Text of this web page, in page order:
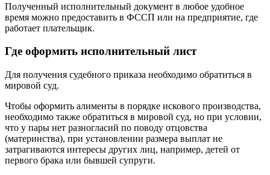
Полученный исполнительный документ в любое удобное
время можно предоставить в ФССП или на предприятие, где
работает плательщик.
Где оформить исполнительный лист
Для получения судебного приказа необходимо обратиться в
мировой суд.
Чтобы оформить алименты в порядке искового производства,
необходимо также обратиться в мировой суд, но при условии,
что у пары нет разногласий по поводу отцовства
(материнства), при установлении размера выплат не
затрагиваются интересы других лиц, например, детей от
первого брака или бывшей супруги.